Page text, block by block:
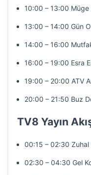
10:00 – 13:00 Müge
13:00 – 14:00 Gün
14:00 – 16:00
16:00 – 19:00 Esra
19:00 – 20:00 ATV
20:00 – 21:50 Buz
TV8 Yayın
00:15 – 02:30 Zuhal
02:30 – 04:30 Gel